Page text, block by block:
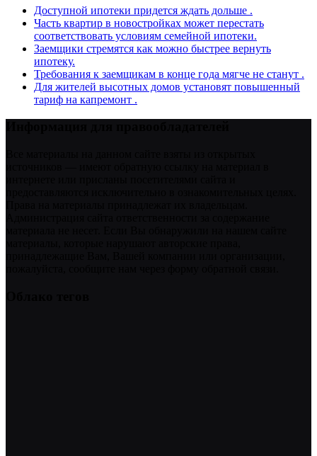
Доступной ипотеки придется ждать дольше .
Часть квартир в новостройках может перестать
соответствовать условиям семейной ипотеки.
Заемщики стремятся как можно быстрее вернуть
ипотеку.
Требования к заемщикам в конце года мягче не станут .
Для жителей высотных домов установят повышенный
тариф на капремонт .